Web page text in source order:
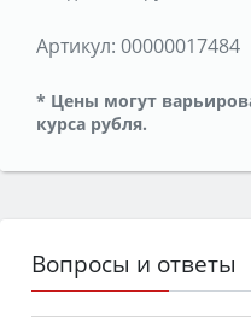
Артикул: 00000017484
* Цены могут
курса рубля.
Вопросы и ответы